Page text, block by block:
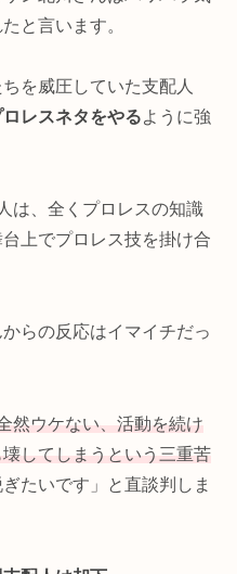
と言います。
を威圧していた支配人
レスネタをやるように強
は、全くプロレスの知識
上でプロレス技を掛け合
らの反応はイマイチだっ
然ウケない、活動を続け
してしまうという三重苦
たいです」と直談判しま